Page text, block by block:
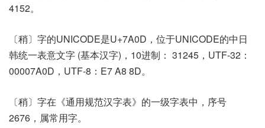
4152。
〔稍〕字的UNICODE是U+7A0D，位于UNICODE的中日
韩统一表意文字 (基本汉字)，10进制： 31245，UTF-32：
00007A0D，UTF-8：E7 A8 8D。
〔稍〕字在《通用规范汉字表》的一级字表中，序号
2676，属常用字。